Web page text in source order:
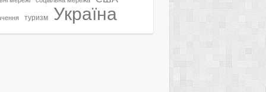
туризм Україна